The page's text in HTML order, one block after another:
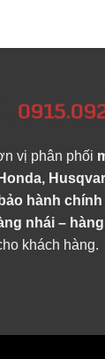
vị phân phối
Honda,
hành
nhái –
khách hàng.